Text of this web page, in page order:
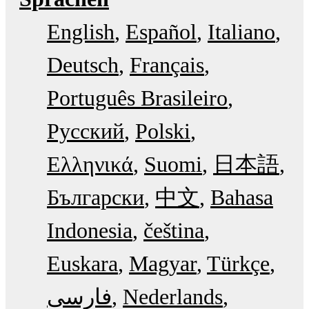
English Español Italiano
Deutsch Français
Português Brasileiro
Русский Polski
Ελληνικά Suomi
日本語
Български 中文 Bahasa
Indonesia čeština
Euskara Magyar Türkçe
فارسی Nederlands